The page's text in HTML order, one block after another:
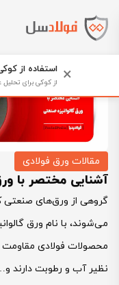
فولادسل
مقالات ورق فولادی
آشنایی مختصر با
گروهی از ورق‌های
می‌شوند، با نام ورق
محصولات فولادی مقاومت
نظیر آب و رطوبت دارند
× استفاده از
از کوکی برای